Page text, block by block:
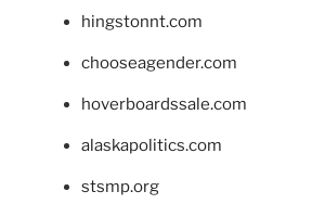
hingstonnt.com
chooseagender.com
hoverboardssale.com
alaskapolitics.com
stsmp.org